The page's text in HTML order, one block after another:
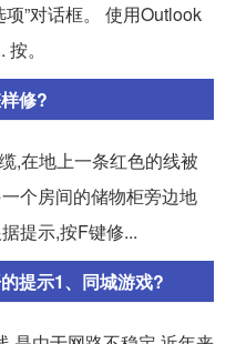
项”对话框。 使用Outlook
。
修?
,在地上一条红色的线被
个房间的储物柜旁边地
提示,按F键修...
提示1、同城游戏?